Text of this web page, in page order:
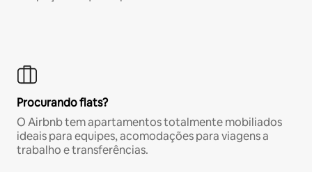
Procurando flats?
O Airbnb tem apartamentos totalmente mobiliados
ideais para equipes, acomodações para viagens a
trabalho e transferências.